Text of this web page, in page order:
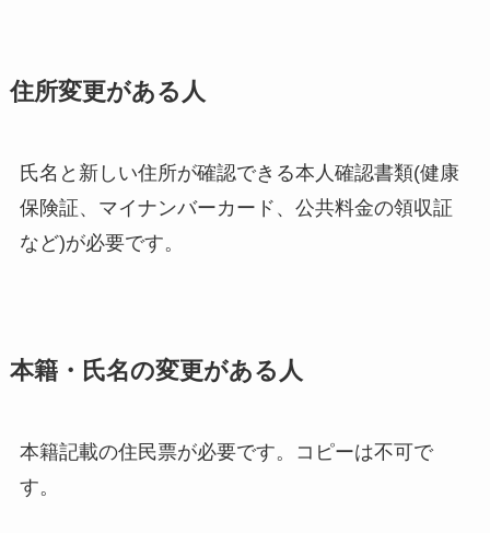
住所変更がある人
氏名と新しい住所が確認できる本人確認書類(健康
保険証、マイナンバーカード、公共料金の領収証
など)が必要です。
本籍・氏名の変更がある人
本籍記載の住民票が必要です。コピーは不可で
す。